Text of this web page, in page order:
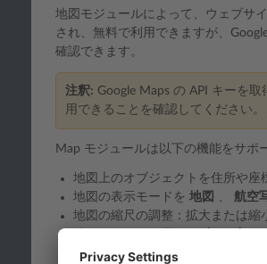
地図モジュールによって、ウェブサ
され、無料で利用できますが、
確認できます。
注釈: Google Maps の API キーを取
用できることを確認してください
Map モジュールは以下の機能をサポ
地図上のオブジェクトを住所や座
地図の表示モードを 地図 、 航空
地図の縮尺の調整：拡大または縮
地図上の場所を示す地図マーカー